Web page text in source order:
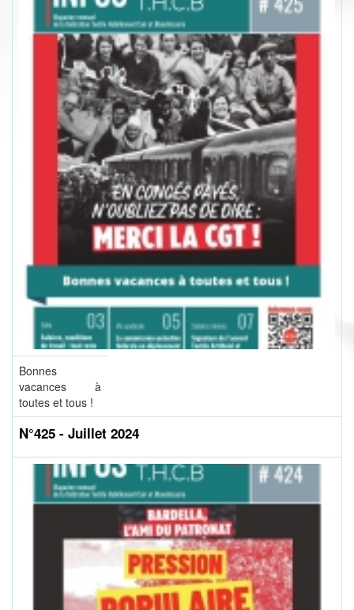
Bonnes
vacances à
toutes et tous !
N°425 - Juillet 2024